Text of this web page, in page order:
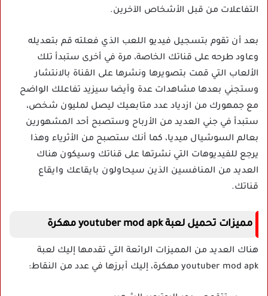
التفاعلات من قبل الأشخاص الآخرين.
بعد أن تقوم بتسجيل فيديو اللعب الذي فعلته قم بتعديله
وعاود طرحه على قناتك الخاصة، مرة في أخرى ستبدأ تلك
الألعاب التي قمت بتصويرها ونشرها على القناة بالانتشار
وستجني بعدها مشاهدات عدة وأيضا سيزيد تفاعلك الواضح
مع جمهورك من ازدياد عدد متابعيك ليصل لمليون شخص،
ستبدأ في جني العديد من الأرباح وستصبح أحد المشهورين
بعالم السوشيال ميديا، كما أنك ستصبح من الأثرياء وهذا
يرجع للفيديوهات التي نشرتها على قناتك وسيكون هناك
العديد من المنافسين الذين سيحاولون بايقاعك وايقاع
قناتك.
مميزات تحميل لعبة youtuber mod apk مهكرة
هناك العديد من المميزات الرائعة التي تقدمها إليك لعبة
youtuber mod apk مهكرة، إليك أبرزها في عدد من النقاط: